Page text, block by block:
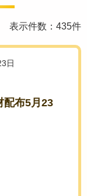
表示件数：435件
日
配布5月23